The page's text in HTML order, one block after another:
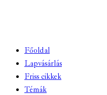
Főoldal
Lapvásárlás
Friss cikkek
Témák